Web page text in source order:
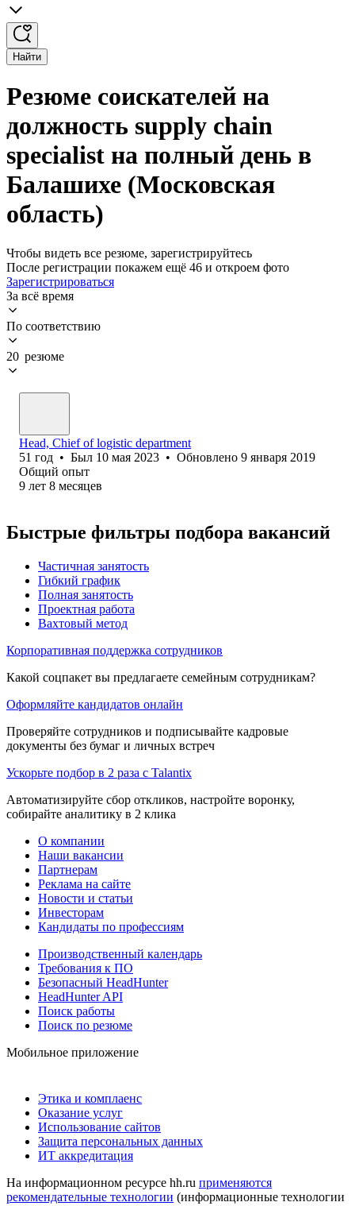
Найти
Резюме соискателей на
должность supply chain
specialist на полный день в
Балашихе (Московская
область)
Чтобы видеть все резюме, зарегистрируйтесь
После регистрации покажем ещё 46 и откроем фото
Зарегистрироваться
За всё время
По соответствию
20 резюме
Head, Chief of logistic department
51 год • Был 10 мая 2023 • Обновлено 9 января 2019
Общий опыт
9 лет 8 месяцев
Быстрые фильтры подбора вакансий
Частичная занятость
Гибкий график
Полная занятость
Проектная работа
Вахтовый метод
Корпоративная поддержка сотрудников
Какой соцпакет вы предлагаете семейным сотрудникам?
Оформляйте кандидатов онлайн
Проверяйте сотрудников и подписывайте кадровые
документы без бумаг и личных встреч
Ускорьте подбор в 2 раза с Talantix
Автоматизируйте сбор откликов, настройте воронку,
собирайте аналитику в 2 клика
О компании
Наши вакансии
Партнерам
Реклама на сайте
Новости и статьи
Инвесторам
Кандидаты по профессиям
Производственный календарь
Требования к ПО
Безопасный HeadHunter
HeadHunter API
Поиск работы
Поиск по резюме
Мобильное приложение
Этика и комплаенс
Оказание услуг
Использование сайтов
Защита персональных данных
ИТ аккредитация
На информационном ресурсе hh.ru применяются
рекомендательные технологии (информационные технологии